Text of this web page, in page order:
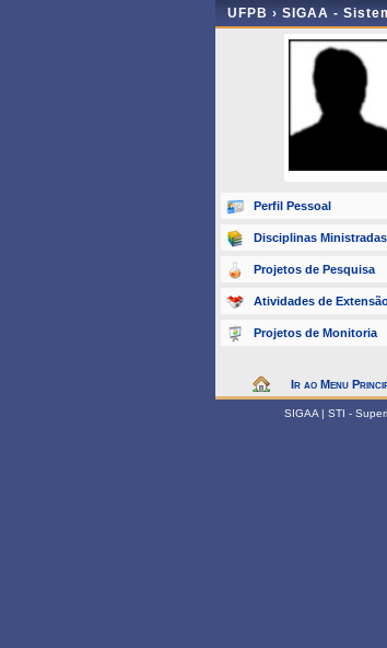
UFPB › SIGAA -
Perfil Pessoal
Disciplinas Ministradas
Projetos de Pesquisa
Atividades de
Projetos de Monitoria
Ir ao Menu
SIGAA | STI -